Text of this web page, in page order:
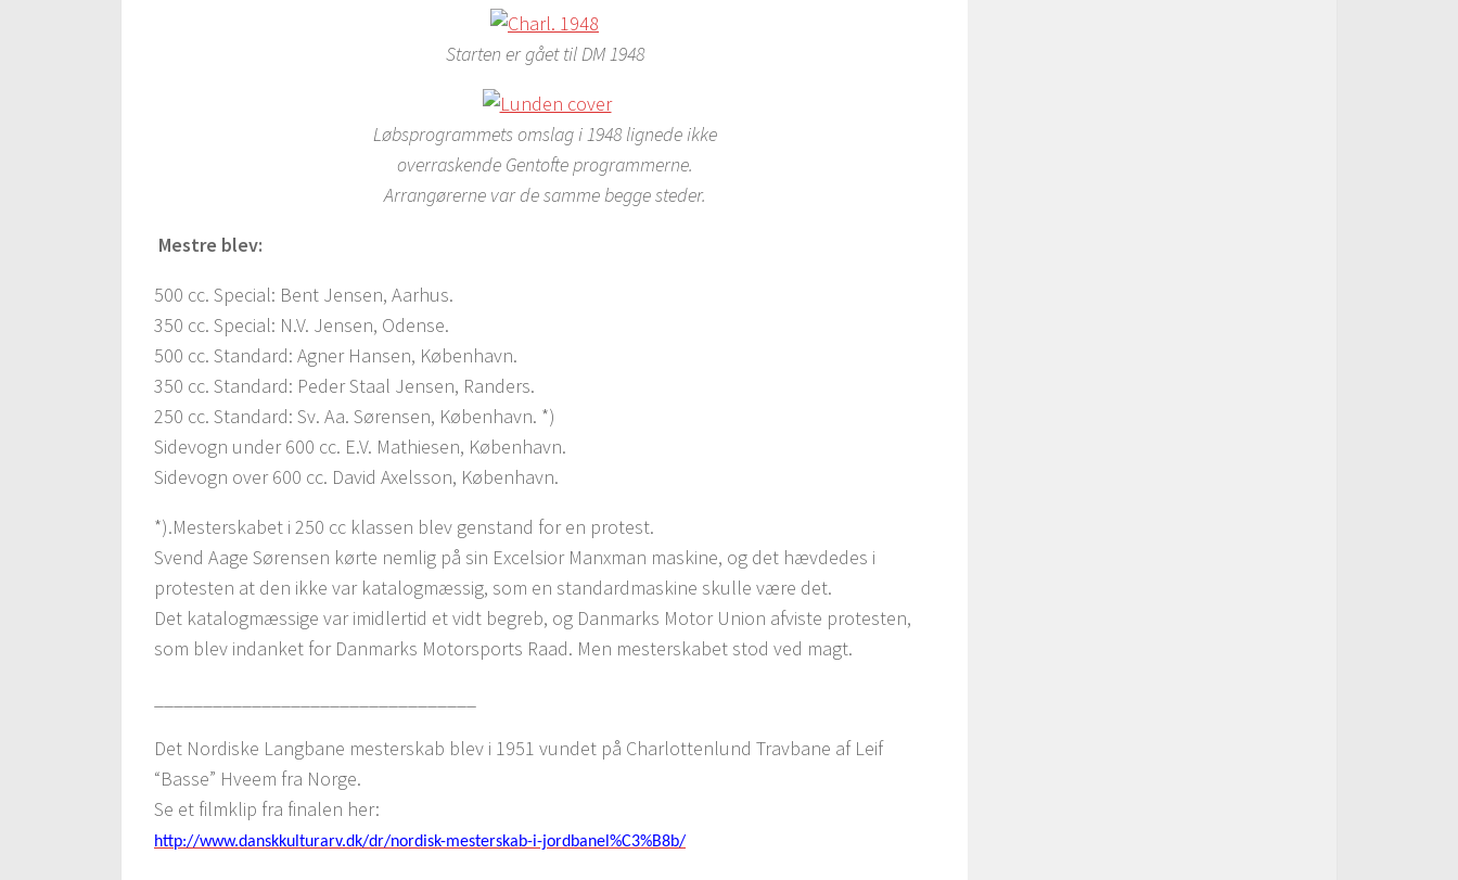
Starten er gået til DM 1948
Løbsprogrammets omslag i 1948 lignede ikke
overraskende Gentofte programmerne.
Arrangørerne var de samme begge steder.
Mestre blev:
500 cc. Special: Bent Jensen, Aarhus.
350 cc. Special: N.V. Jensen, Odense.
500 cc. Standard: Agner Hansen, København.
350 cc. Standard: Peder Staal Jensen, Randers.
250 cc. Standard: Sv. Aa. Sørensen, København. *)
Sidevogn under 600 cc. E.V. Mathiesen, København.
Sidevogn over 600 cc. David Axelsson, København.
*).Mesterskabet i 250 cc klassen blev genstand for en protest.
Svend Aage Sørensen kørte nemlig på sin Excelsior Manxman maskine, og det hævdedes i
protesten at den ikke var katalogmæssig, som en standardmaskine skulle være det.
Det katalogmæssige var imidlertid et vidt begreb, og Danmarks Motor Union afviste protesten,
som blev indanket for Danmarks Motorsports Raad. Men mesterskabet stod ved magt.
Det Nordiske Langbane mesterskab blev i 1951 vundet på Charlottenlund Travbane af Leif
“Basse” Hveem fra Norge.
Se et filmklip fra finalen her:
http://www.danskkulturarv.dk/dr/nordisk-mesterskab-i-jordbanel%C3%B8b/